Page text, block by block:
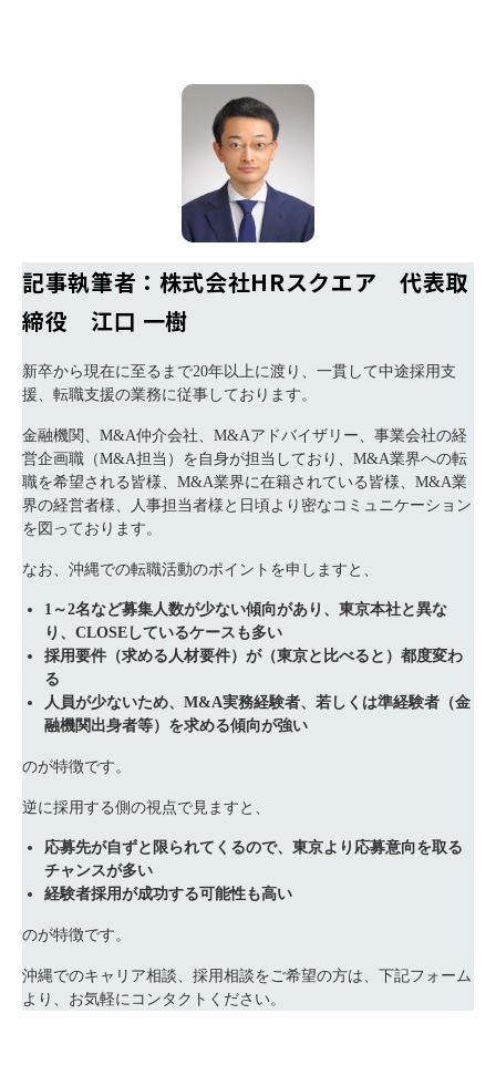
記事執筆者：株式会社HRスクエア 代表取
締役 江口 一樹
新卒から現在に至るまで20年以上に渡り、一貫して中途採用支
援、転職支援の業務に従事しております。
金融機関、M&A仲介会社、M&Aアドバイザリー、事業会社の経
営企画職（M&A担当）を自身が担当しており、M&A業界への転
職を希望される皆様、M&A業界に在籍されている皆様、M&A業
界の経営者様、人事担当者様と日頃より密なコミュニケーション
を図っております。
なお、沖縄での転職活動のポイントを申しますと、
1～2名など募集人数が少ない傾向があり、東京本社と異な
り、CLOSEしているケースも多い
採用要件（求める人材要件）が（東京と比べると）都度変わ
る
人員が少ないため、M&A実務経験者、若しくは準経験者（金
融機関出身者等）を求める傾向が強い
のが特徴です。
逆に採用する側の視点で見ますと、
応募先が自ずと限られてくるので、東京より応募意向を取る
チャンスが多い
経験者採用が成功する可能性も高い
のが特徴です。
沖縄でのキャリア相談、採用相談をご希望の方は、下記フォーム
より、お気軽にコンタクトください。